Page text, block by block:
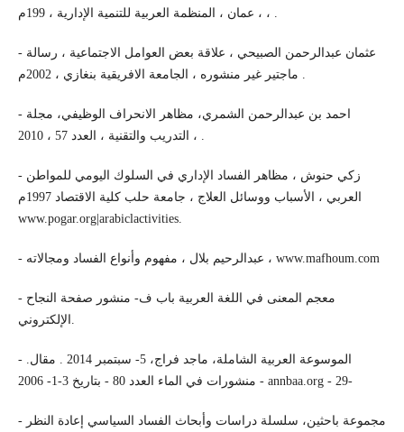
، عمان ، المنظمة العربية للتنمية الإدارية ، 199م ، .
- عثمان عبدالرحمن الصبيحي ، علاقة بعض العوامل الاجتماعية ، رسالة
ماجتير غير منشوره ، الجامعة الافريقية بنغازي ، 2002م .
- احمد بن عبدالرحمن الشمري، مظاهر الانحراف الوظيفي، مجلة
التدريب والتقنية ، العدد 57 ، 2010 ، .
- زكي حنوش ، مظاهر الفساد الإداري في السلوك اليومي للمواطن
العربي ، الأسباب ووسائل العلاج ، جامعة حلب كلية الاقتصاد 1997م
www.pogar.org|arabiclactivities.
- عبدالرحيم بلال ، مفهوم وأنواع الفساد ومجالاته ، www.mafhoum.com
- معجم المعنى في اللغة العربية باب ف- منشور صفحة النجاح
الإلكتروني.
- الموسوعة العربية الشاملة، ماجد فراج، 5- سبتمبر 2014 . مقال.
منشورات في الماء العدد 80 - بتاريخ 3-1- 2006 - annbaa.org - 29-
- مجموعة باحثين، سلسلة دراسات وأبحاث الفساد السياسي إعادة النظر